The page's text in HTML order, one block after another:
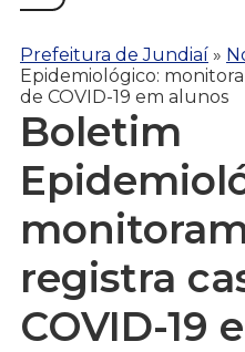
Prefeitura de Jundiaí »
Epidemiológico:
de COVID-19 em alunos
Boletim
registra
COVID-19